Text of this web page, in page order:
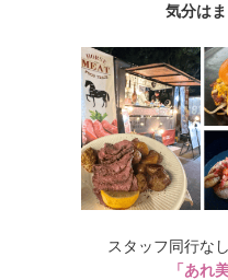
気分は
スタッフ同行な
「あれ